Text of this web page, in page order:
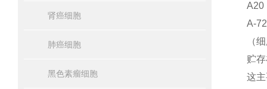
肾癌细胞
肺癌细胞
黑色素瘤细胞
A-
（
贮
这